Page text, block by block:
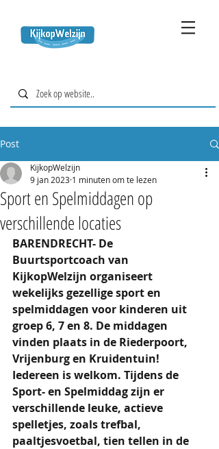
Post
Sport en Spelmiddagen op
verschillende locaties
KijkopWelzijn
9 jan 2023 1 minuten om te lezen
BARENDRECHT- De
Buurtsportcoach van
KijkopWelzijn organiseert
wekelijks gezellige sport en
spelmiddagen voor kinderen uit
groep 6, 7 en 8. De middagen
vinden plaats in de Riederpoort,
Vrijenburg en Kruidentuin!
Iedereen is welkom. Tijdens de
Sport- en Spelmiddag zijn er
verschillende leuke, actieve
spelletjes, zoals trefbal,
paaltjesvoetbal, tien tellen in de